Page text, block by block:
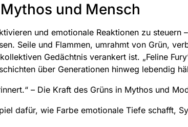
und Mensch
und emotionale Reaktionen zu steuern
Seile und Flammen, umrahmt von Grün,
Gedächtnis verankert ist. „Feline
über Generationen hinweg lebendig
– Die Kraft des Grüns in Mythos und
dafür, wie Farbe emotionale Tiefe schafft,